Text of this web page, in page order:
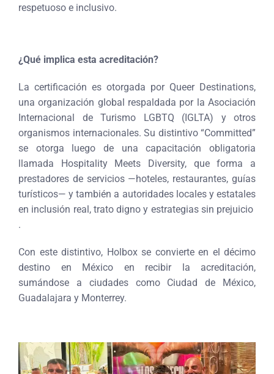
respetuoso e inclusivo.
¿Qué implica esta acreditación?
La certificación es otorgada por Queer Destinations,
una organización global respaldada por la Asociación
Internacional de Turismo LGBTQ (IGLTA) y otros
organismos internacionales. Su distintivo “Committed”
se otorga luego de una capacitación obligatoria
llamada Hospitality Meets Diversity, que forma a
prestadores de servicios —hoteles, restaurantes, guías
turísticos— y también a autoridades locales y estatales
en inclusión real, trato digno y estrategias sin prejuicio
.
Con este distintivo, Holbox se convierte en el décimo
destino en México en recibir la acreditación,
sumándose a ciudades como Ciudad de México,
Guadalajara y Monterrey.